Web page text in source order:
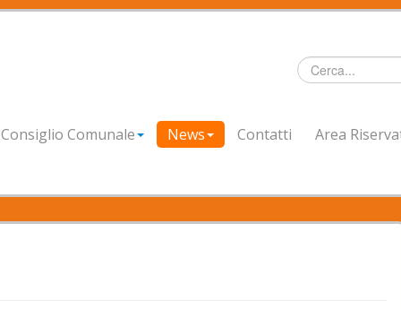
Cerca...
Consiglio Comunale News Contatti Area